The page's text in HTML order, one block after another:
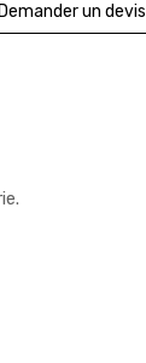
Demander un devis